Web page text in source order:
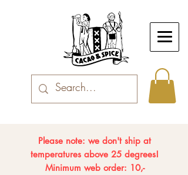
Please note: we don't ship at
temperatures above 25 degrees!
Minimum web order: 10,-